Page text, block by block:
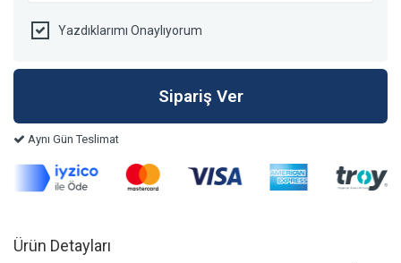
Yazdıklarımı Onaylıyorum
Aynı Gün Teslimat
Ürün Detayları